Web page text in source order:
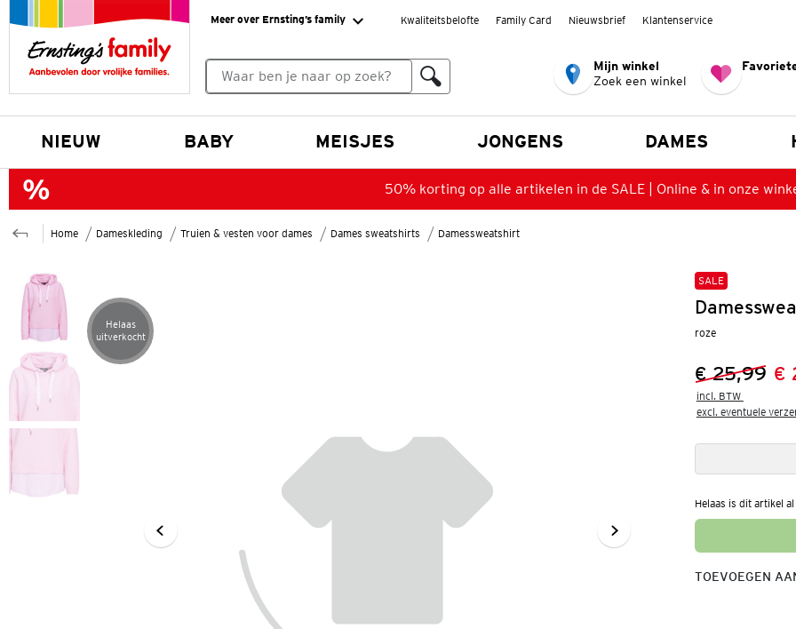
Meer over Ernsting’s family Kwaliteitsbelofte Family Card Nieuwsbrief Klantenservice
Mijn winkel
Zoek een winkel
NIEUW BABY MEISJES JONGENS DAMES
50% korting op alle artikelen in de SALE | Online & in onze
Home Dameskleding Truien & vesten voor dames Dames sweatshirts Damessweatshirt
Artikel helaas uitverkocht
Helaas
uitverkocht
SALE
roze
Vorige
€ 25,99
Nieuwe €
incl. BTW
excl. eventuele
Helaas is dit artikel
TOEVOEGEN